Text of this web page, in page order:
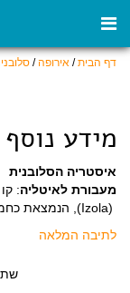
דף הבית/ אירופה/
מידע נוסף
איסטריה הסלובנית
מעבורת לאיטליה:
(Izola), הנמצאת כחמישה קילומטרים מצפון-מזרח לפיראן…
לתיבה המלאה